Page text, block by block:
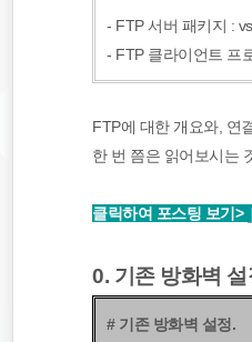
- FTP 서버 패키지 :
- FTP 클라이언트 프
FTP에 대한 개요와, 연
한 번 쯤은 읽어보시는
클릭하여 포스팅 보기>
0. 기존 방화벽
# 기존 방화벽 설정.